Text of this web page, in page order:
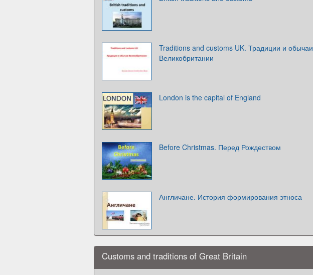
Traditions and customs UK. Традиции и обычаи
Великобритании
London is the capital of England
Before Christmas. Перед Рождеством
Англичане. История формирования этноса
Customs and traditions of Great Britain